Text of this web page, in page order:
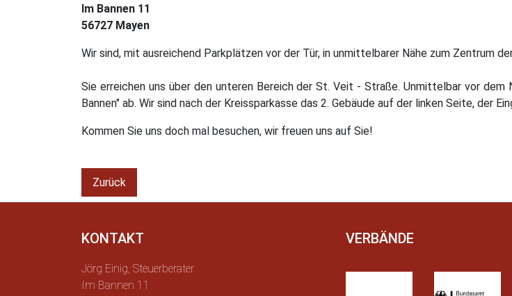
Im Bannen 11
56727 Mayen
Wir sind, mit ausreichend Parkplätzen vor der Tür, in unmittelbarer Nähe zum Zentrum
Sie erreichen uns über den unteren Bereich der St. Veit - Straße. Unmittelbar vor
Bannen" ab. Wir sind nach der Kreissparkasse das 2. Gebäude auf der linken Seite, der
Kommen Sie uns doch mal besuchen, wir freuen uns auf Sie!
Zurück
KONTAKT
Jörg Einig, Steuerberater
Im Bannen 11
VERBÄNDE